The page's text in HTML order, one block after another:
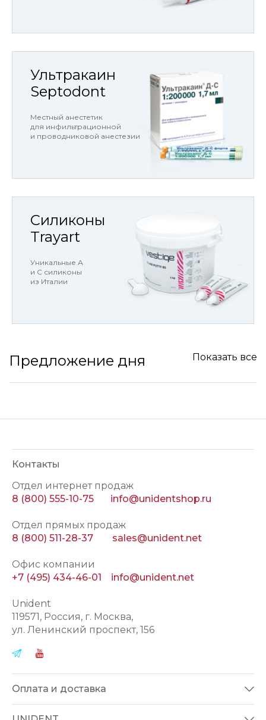
Ультракаин
Septodont
Местный анестетик
для инфильтрационной
и проводниковой анестезии
Силиконы
Trayart
Уникальные А
и С силиконы
из Италии
Предложение дня Показать все
Контакты
Отдел интернет продаж
8 (800) 555-10-75
info@unidentshop.ru
Отдел прямых продаж
8 (800) 511-28-37
sales@unident.net
Офис компании
+7 (495) 434-46-01
info@unident.net
Unident
119571, Россия, г. Москва,
ул. Ленинский проспект, 156
Оплата и доставка